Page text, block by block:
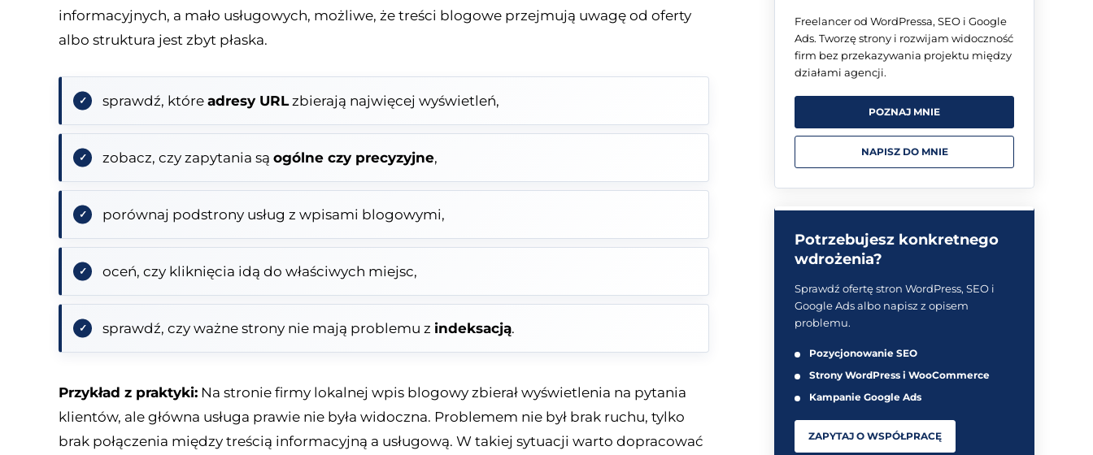
informacyjnych, a mało usługowych, możliwe, że treści blogowe przejmują uwagę od oferty
albo struktura jest zbyt płaska.
sprawdź, które adresy URLzbierają najwięcej wyświetleń,
zobacz, czy zapytania są ogólne czy precyzyjne,
porównaj podstrony usług z wpisami blogowymi,
oceń, czy kliknięcia idą do właściwych miejsc,
sprawdź, czy ważne strony nie mają problemu z indeksacją.
Przykład z praktyki: Na stronie firmy lokalnej wpis blogowy zbierał wyświetlenia na pytania
klientów, ale główna usługa prawie nie była widoczna. Problemem nie był brak ruchu, tylko
brak połączenia między treścią informacyjną a usługową. W takiej sytuacji warto dopracować
Freelancer od WordPressa, SEO i Google
Ads. Tworzę strony i rozwijam widoczność
firm bez przekazywania projektu między
działami agencji.
POZNAJ MNIE
NAPISZ DO MNIE
Potrzebujesz konkretnego
wdrożenia?
Sprawdź ofertę stron WordPress, SEO i
Google Ads albo napisz z opisem
problemu.
Pozycjonowanie SEO
Strony WordPress i WooCommerce
Kampanie Google Ads
ZAPYTAJ O WSPÓŁPRACĘ